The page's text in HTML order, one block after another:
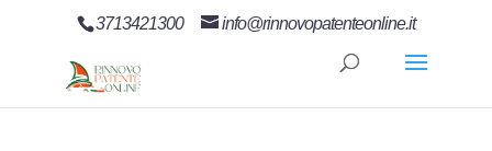
3713421300 info@rinnovopatenteonline.it